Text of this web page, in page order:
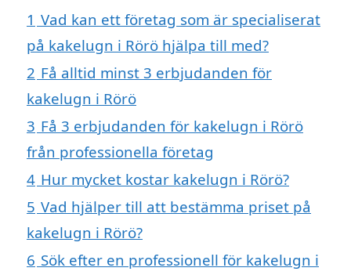
1 Vad kan ett företag som är specialiserat
på kakelugn i Rörö hjälpa till med?
2 Få alltid minst 3 erbjudanden för
kakelugn i Rörö
3 Få 3 erbjudanden för kakelugn i Rörö
från professionella företag
4 Hur mycket kostar kakelugn i Rörö?
5 Vad hjälper till att bestämma priset på
kakelugn i Rörö?
6 Sök efter en professionell för kakelugn i